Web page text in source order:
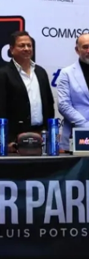
¡Síguenos!
Facebook InstagramX